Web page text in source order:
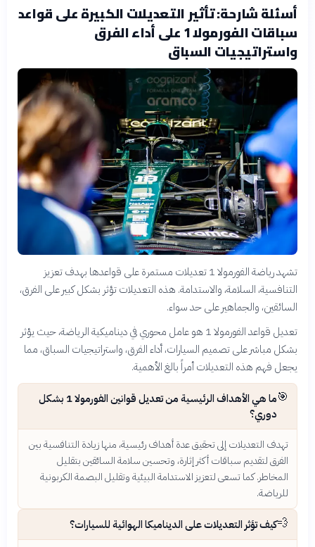
أسئلة شارحة: تأثير التعديلات الكبيرة على قواعد
سباقات الفورمولا 1 على أداء الفرق
واستراتيجيات السباق
تشهد رياضة الفورمولا 1 تعديلات مستمرة على قواعدها بهدف تعزيز
التنافسية، السلامة، والاستدامة. هذه التعديلات تؤثر بشكل كبير على الفرق،
السائقين، والجماهير على حد سواء.
تعديل قواعد الفورمولا 1 هو عامل محوري في ديناميكية الرياضة، حيث يؤثر
بشكل مباشر على تصميم السيارات، أداء الفرق، واستراتيجيات السباق، مما
يجعل فهم هذه التعديلات أمراً بالغ الأهمية.
🎯
ما هي الأهداف الرئيسية من تعديل قوانين الفورمولا 1 بشكل
دوري؟
تهدف التعديلات إلى تحقيق عدة أهداف رئيسية، منها زيادة التنافسية بين
الفرق لتقديم سباقات أكثر إثارة، وتحسين سلامة السائقين بتقليل
المخاطر. كما تسعى لتعزيز الاستدامة البيئية وتقليل البصمة الكربونية
للرياضة.
💨كيف تؤثر التعديلات على الديناميكا الهوائية للسيارات؟